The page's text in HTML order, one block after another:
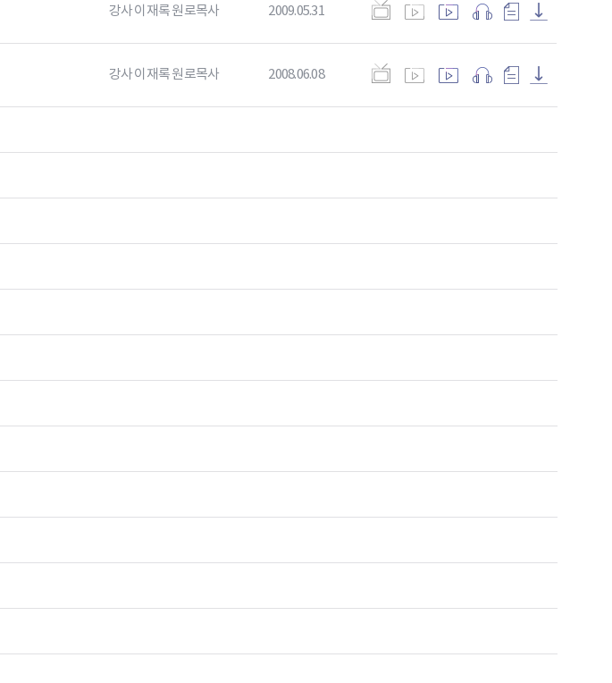
강사 이재록 원로목사 2009.05.31
강사 이재록 원로목사 2008.06.08